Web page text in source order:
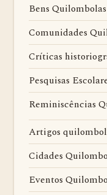
Bens
Comunidades
Críticas
Pesquisas
Reminiscências
Artigos
Cidades
Eventos